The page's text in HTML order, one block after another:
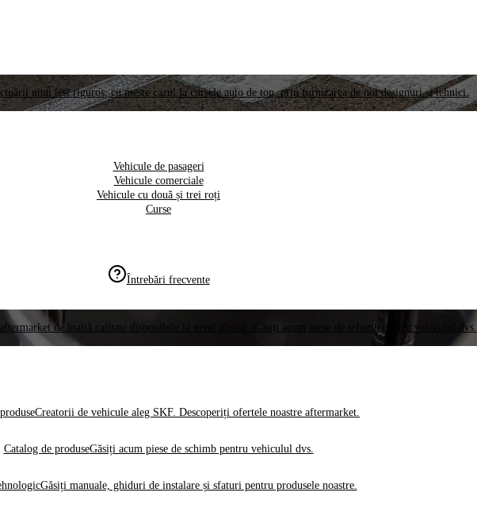
unui test riguros, cu meste cazul la cursele auto de top, prin furnizarea de noi designuri și tehnici.
Vehicule de pasageri
Vehicule comerciale
Vehicule cu două și trei roți
Curse
Întrebări frecvente
de înaltă calitate disponibile la nivel global. Găsiți acum piese de schimb pentru vehiculul dvs.
Creatorii de vehicule aleg SKF. Descoperiți ofertele noastre aftermarket.
Catalog de produseGăsiți acum piese de schimb pentru vehiculul dvs.
Găsiți manuale, ghiduri de instalare și sfaturi pentru produsele noastre.